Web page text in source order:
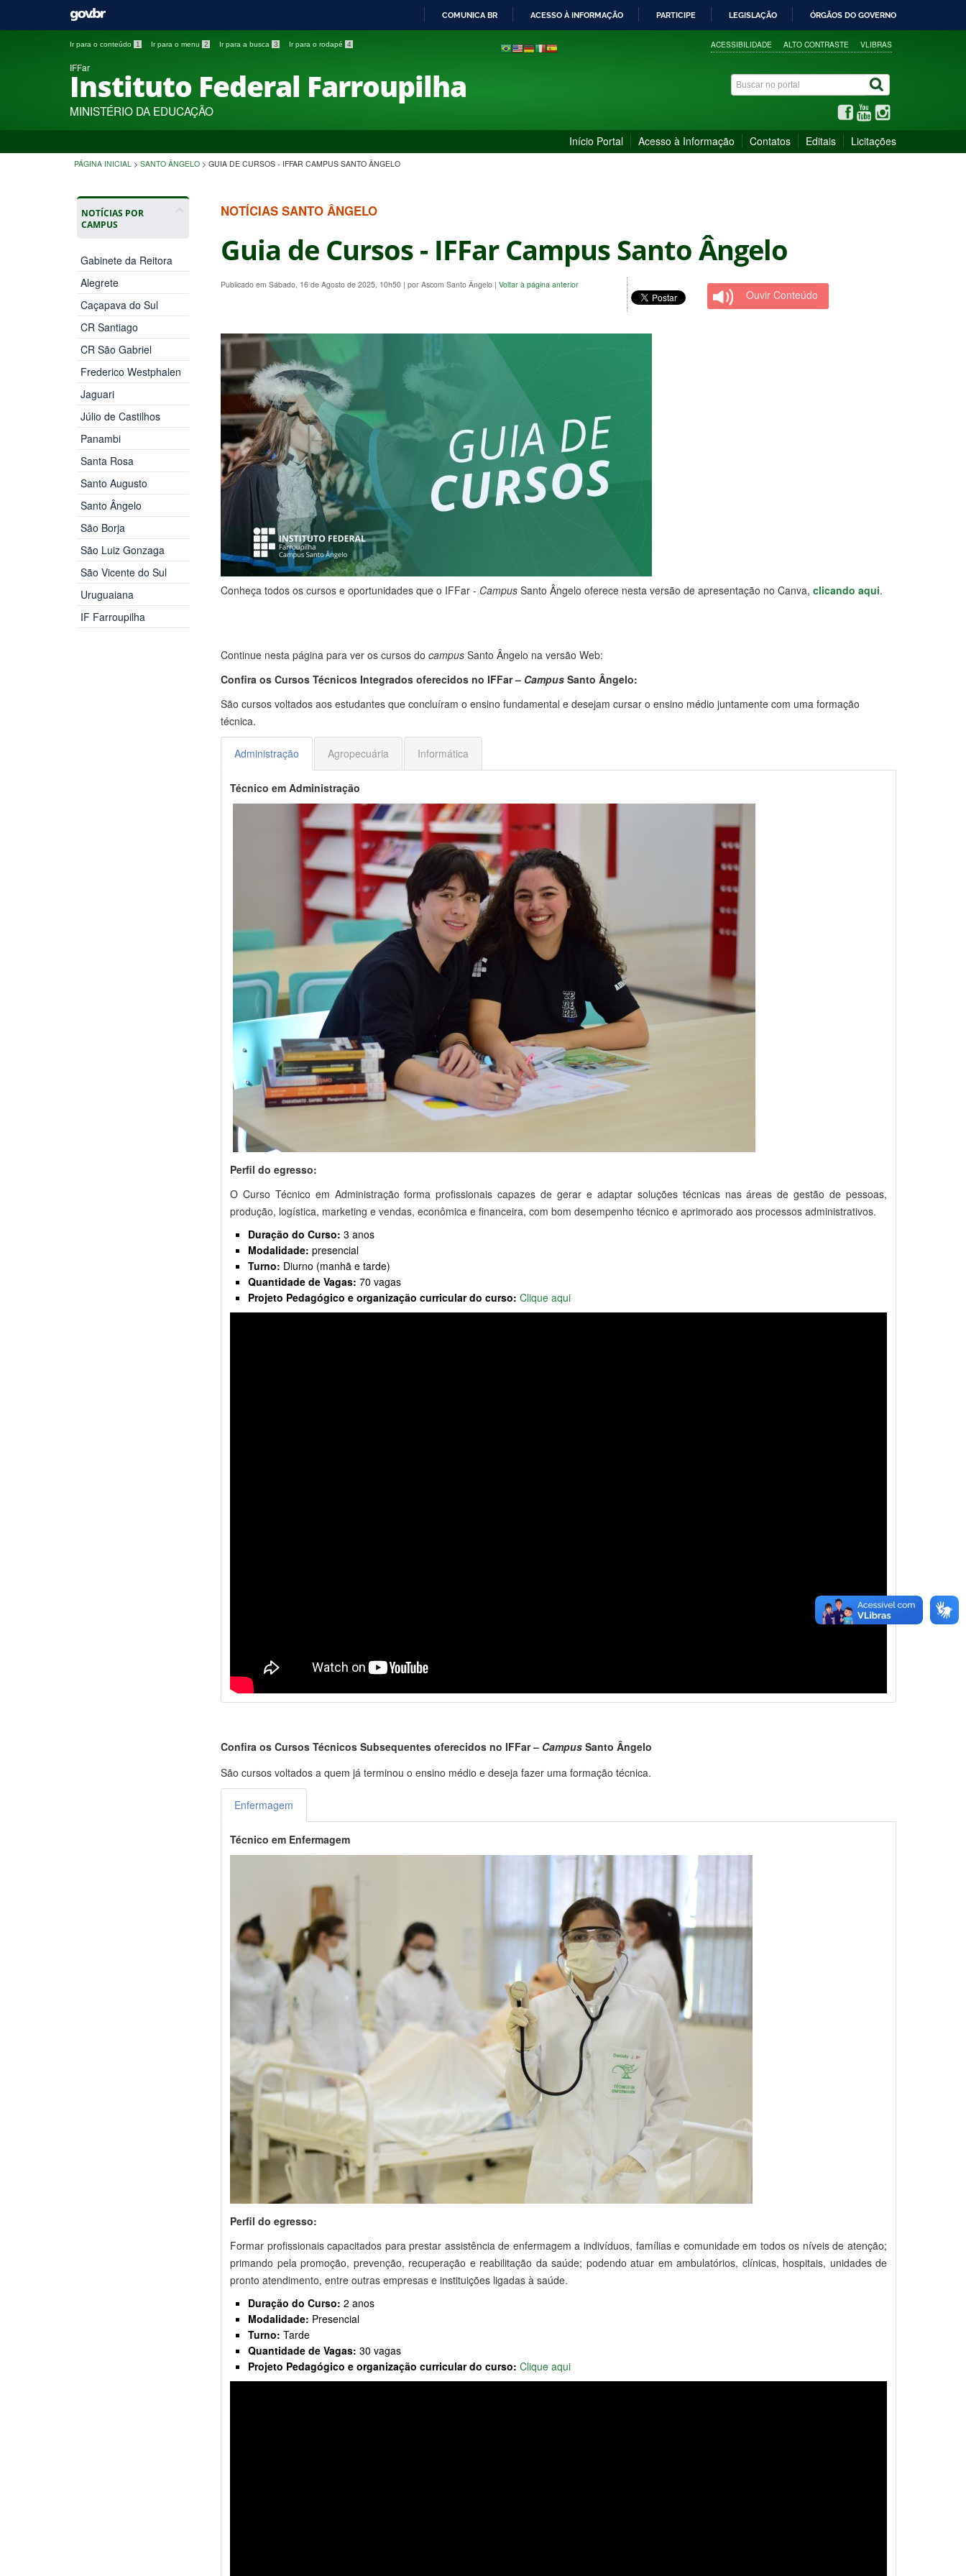
PARA
COMUNICA BR ACESSO À INFORMAÇÃO PARTICIPE LEGISLAÇÃO ÓRGÃOS DO GOVERNO
Ir para o conteúdo 1 Ir para o menu 2 Ir para a busca 3 Ir para o rodapé 4 ACESSIBILIDADE ALTO CONTRASTE VLIBRAS
IFFar
Instituto Federal Farroupilha
MINISTÉRIO DA EDUCAÇÃO
Início Portal Acesso à Informação Contatos Editais Licitações
PÁGINA INICIAL > SANTO ÂNGELO > GUIA DE CURSOS - IFFAR CAMPUS SANTO ÂNGELO
NOTÍCIAS POR
CAMPUS
Gabinete da Reitora
Alegrete
Caçapava do Sul
CR Santiago
CR São Gabriel
Frederico Westphalen
Jaguari
Júlio de Castilhos
Panambi
Santa Rosa
Santo Augusto
Santo Ângelo
São Borja
São Luiz Gonzaga
São Vicente do Sul
Uruguaiana
IF Farroupilha
NOTÍCIAS SANTO ÂNGELO
Guia de Cursos - IFFar Campus Santo Ângelo
Publicado em Sábado, 16 de Agosto de 2025, 10h50 | por Ascom Santo Ângelo | Voltar à página anterior
Ouvir Conteúdo
Conheça todos os cursos e oportunidades que o IFFar - Campus Santo Ângelo oferece nesta versão de apresentação no Canva, clicando aqui.
Continue nesta página para ver os cursos do campus Santo Ângelo na versão Web:
Confira os Cursos Técnicos Integrados oferecidos no IFFar – Campus Santo Ângelo:
São cursos voltados aos estudantes que concluíram o ensino fundamental e desejam cursar o ensino médio juntamente com uma formação
técnica.
Administração Agropecuária Informática
Técnico em Administração
Perfil do egresso:
O Curso Técnico em Administração forma profissionais capazes de gerar e adaptar soluções técnicas nas áreas de gestão de pessoas,
produção, logística, marketing e vendas, econômica e financeira, com bom desempenho técnico e aprimorado aos processos administrativos.
Duração do Curso: 3 anos
Modalidade: presencial
Turno: Diurno (manhã e tarde)
Quantidade de Vagas: 70 vagas
Projeto Pedagógico e organização curricular do curso: Clique aqui
Confira os Cursos Técnicos Subsequentes oferecidos no IFFar – Campus Santo Ângelo
São cursos voltados a quem já terminou o ensino médio e deseja fazer uma formação técnica.
Enfermagem
Técnico em Enfermagem
Perfil do egresso:
Formar profissionais capacitados para prestar assistência de enfermagem a indivíduos, famílias e comunidade em todos os níveis de atenção;
primando pela promoção, prevenção, recuperação e reabilitação da saúde; podendo atuar em ambulatórios, clínicas, hospitais, unidades de
pronto atendimento, entre outras empresas e instituições ligadas à saúde.
Duração do Curso: 2 anos
Modalidade: Presencial
Turno: Tarde
Quantidade de Vagas: 30 vagas
Projeto Pedagógico e organização curricular do curso: Clique aqui